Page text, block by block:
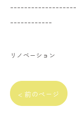
------------
リノベーション
< 前のページ